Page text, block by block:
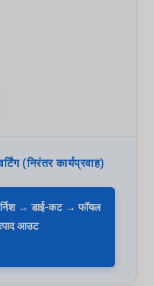
(निरंतर कार्यप्रवाह)
→ डाई-कट → फॉयल
आउट